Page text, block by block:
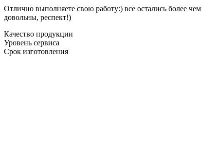
Отлично выполняете свою работу:) все остались более чем
довольны, респект!)
Качество продукции
Уровень сервиса
Срок изготовления